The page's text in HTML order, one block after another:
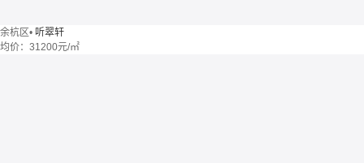
余杭区• 听翠轩
均价： 31200元/㎡